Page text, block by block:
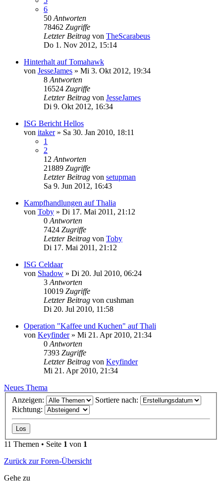
6
50 Antworten
78462 Zugriffe
Letzter Beitrag von TheScarabeus
Do 1. Nov 2012, 15:14
Hinterhalt auf Tomahawk
von JesseJames » Mi 3. Okt 2012, 19:34
8 Antworten
16524 Zugriffe
Letzter Beitrag von JesseJames
Di 9. Okt 2012, 16:34
ISG Bericht Hellos
von itaker» Sa 30. Jan 2010, 18:11
1
2
12 Antworten
21889 Zugriffe
Letzter Beitrag von setupman
Sa 9. Jun 2012, 16:43
Kampfhandlungen auf Thalia
von Toby » Di 17. Mai 2011, 21:12
0 Antworten
7424 Zugriffe
Letzter Beitrag von Toby
Di 17. Mai 2011, 21:12
ISG Celdaar
von Shadow » Di 20. Jul 2010, 06:24
3 Antworten
10019 Zugriffe
Letzter Beitrag von cushman
Di 20. Jul 2010, 11:58
Operation "Kaffee und Kuchen" auf Thali
von Keyfinder» Mi 21. Apr 2010, 21:34
0 Antworten
7393 Zugriffe
Letzter Beitrag von Keyfinder
Mi 21. Apr 2010, 21:34
Neues Thema
Anzeigen:
Sortiere nach:
Richtung:
11 Themen • Seite 1 von 1
Zurück zur Foren-Übersicht
Gehe zu